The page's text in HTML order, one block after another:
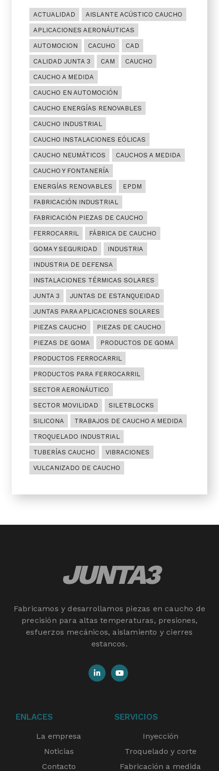
ACTUALIDAD AISLANTE ACÚSTICO CAUCHO
APLICACIONES AERONÁUTICAS
AUTOMOCION CACUHO CAD
CALIDAD JUNTA 3 CAM CAUCHO
CAUCHO A MEDIDA
CAUCHO EN AUTOMOCIÓN
CAUCHO ENERGÍAS RENOVABLES
CAUCHO INDUSTRIAL
CAUCHO INSTALACIONES EÓLICAS
CAUCHO NEUMÁTICOS CAUCHOS A MEDIDA
CAUCHO Y FONTANERÍA
ENERGÍAS RENOVABLES EPDM
FABRICACIÓN INDUSTRIAL
FABRICACIÓN PIEZAS DE CAUCHO
FERROCARRIL FÁBRICA DE CAUCHO
GOMA Y SEGURIDAD INDUSTRIA
INDUSTRIA DE DEFENSA
INSTALACIONES TÉRMICAS SOLARES
JUNTA 3 JUNTAS DE ESTANQUEIDAD
JUNTAS PARA APLICACIONES SOLARES
PIEZAS CAUCHO PIEZAS DE CAUCHO
PIEZAS DE GOMA PRODUCTOS DE GOMA
PRODUCTOS FERROCARRIL
PRODUCTOS PARA FERROCARRIL
SECTOR AERONÁUTICO
SECTOR MOVILIDAD SILETBLOCKS
SILICONA TRABAJOS DE CAUCHO A MEDIDA
TROQUELADO INDUSTRIAL
TUBERÍAS CAUCHO VIBRACIONES
VULCANIZADO DE CAUCHO
JUNTA3
Fabricamos y desarrollamos piezas en caucho de
precisión para altas temperaturas, presiones,
esfuerzos mecánicos, aislamiento y cierres
estancos.
ENLACES
La empresa
Noticias
Contacto
SERVICIOS
Inyección
Troquelado y corte
Fabricación a medida